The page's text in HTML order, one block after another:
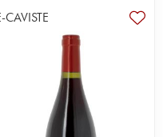
est aujourd’hui
parallèle ses
Sicile.
familiale crée en
aujourd’hui
produisant maïs,
a planté en 2001
cultivés en bio. Le
CAVISTE